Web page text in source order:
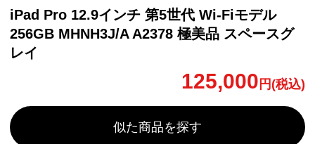
iPad Pro 12.9インチ 第5世代 Wi-Fiモデル
256GB MHNH3J/A A2378 極美品 スペースグ
レイ
125,000 円(税込)
似た商品を探す